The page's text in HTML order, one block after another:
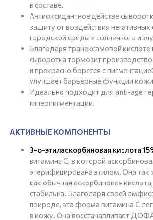
в составе.
Антиоксидантное действе
защиту от воздействия
городской среды и солнечного
Благодаря транексамовой кислоте
сыворотка тормозит
и прекрасно борется с
улучшает барьерные функции
Идеально подходит для anti-age
гиперпигментации.
АКТИВНЫЕ КОМПОНЕНТЫ
3-о-этиласкорбиновая кислота
витамина С, в которой
этерифицирована этилом. Она
как обычная аскорбиновая
стабильна. Благодаря своей
природе, эта форма витамина С
в кожу. Она восстанавливает